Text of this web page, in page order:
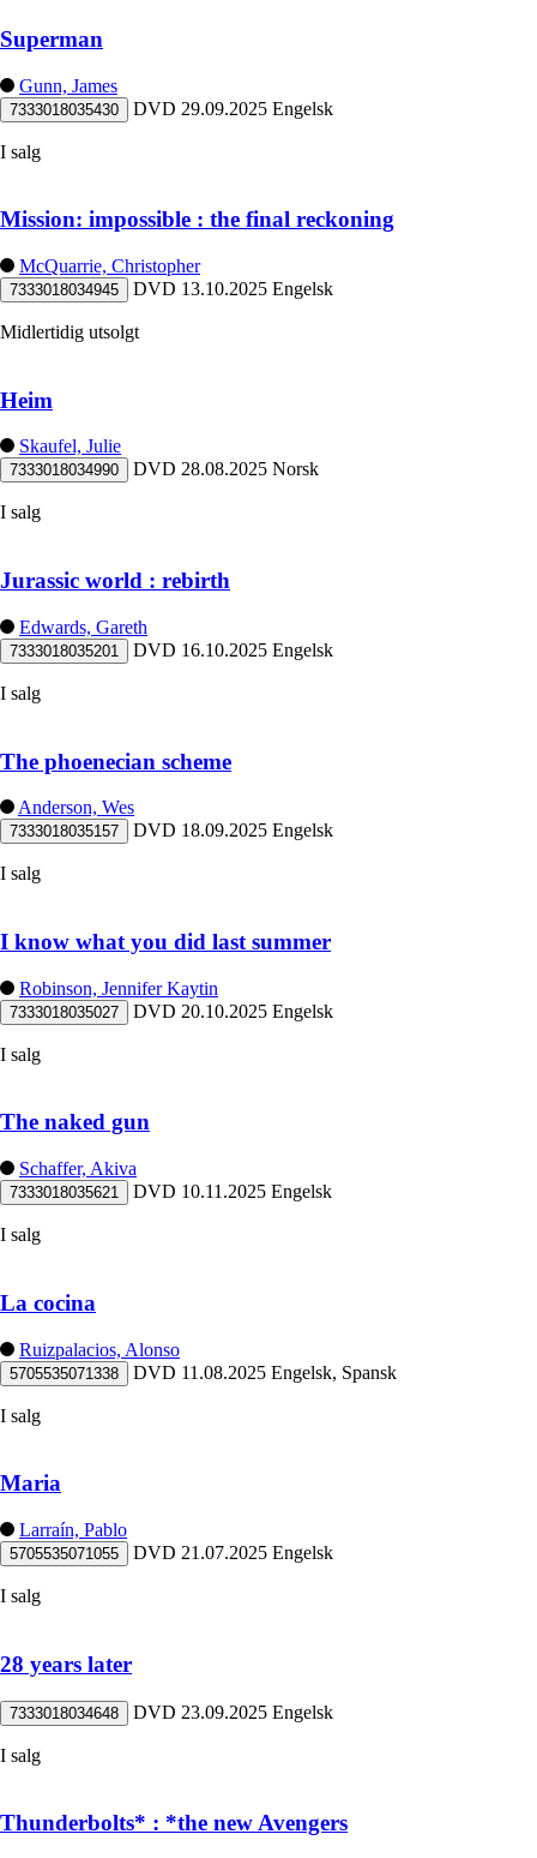
Superman
Gunn, James
7333018035430 DVD 29.09.2025 Engelsk
I salg
Mission: impossible : the final reckoning
McQuarrie, Christopher
7333018034945 DVD 13.10.2025 Engelsk
Midlertidig utsolgt
Heim
Skaufel, Julie
7333018034990 DVD 28.08.2025 Norsk
I salg
Jurassic world : rebirth
Edwards, Gareth
7333018035201 DVD 16.10.2025 Engelsk
I salg
The phoenecian scheme
Anderson, Wes
7333018035157 DVD 18.09.2025 Engelsk
I salg
I know what you did last summer
Robinson, Jennifer Kaytin
7333018035027 DVD 20.10.2025 Engelsk
I salg
The naked gun
Schaffer, Akiva
7333018035621 DVD 10.11.2025 Engelsk
I salg
La cocina
Ruizpalacios, Alonso
5705535071338 DVD 11.08.2025 Engelsk, Spansk
I salg
Maria
Larraín, Pablo
5705535071055 DVD 21.07.2025 Engelsk
I salg
28 years later
7333018034648 DVD 23.09.2025 Engelsk
I salg
Thunderbolts* : *the new Avengers